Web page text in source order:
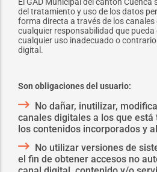
del tratamiento y uso de los datos
forma directa a través de los
cualquier responsabilidad que
cualquier uso inadecuado o
digital.
Son obligaciones del usuario:
No dañar, inutilizar,
canales digitales a los que está
los contenidos incorporados y
No utilizar versiones de
el fin de obtener accesos no